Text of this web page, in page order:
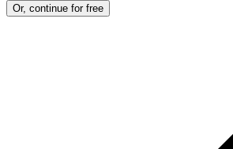
Or, continue for free